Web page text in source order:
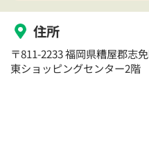
住所
〒811-2233 福岡県糟屋郡志
東ショッピングセンター2階